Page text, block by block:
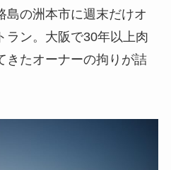
島の洲本市に週末だけオ
ラン。大阪で30年以上肉
きたオーナーの拘りが詰